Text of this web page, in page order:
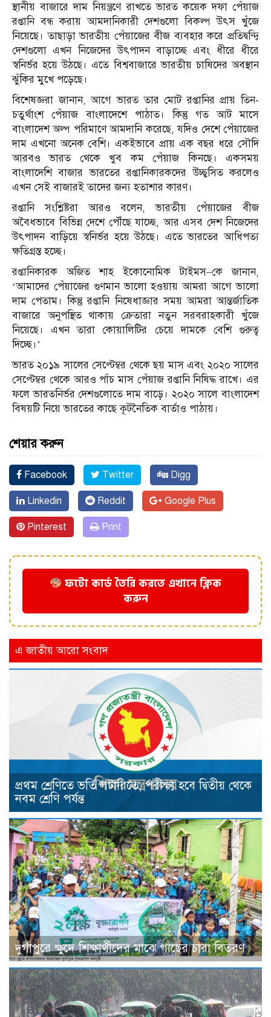
স্থানীয় বাজারে দাম নিয়ন্ত্রণে রাখতে ভারত কয়েক দফা পেঁয়াজ
রপ্তানি বন্ধ করায় আমদানিকারী দেশগুলো বিকল্প উৎস খুঁজে
নিয়েছে। তাছাড়া ভারতীয় পেঁয়াজের বীজ ব্যবহার করে প্রতিদ্বন্দ্বি
দেশগুলো এখন নিজেদের উৎপাদন বাড়াচ্ছে এবং ধীরে ধীরে
স্বনির্ভর হয়ে উঠছে। এতে বিশ্ববাজারে ভারতীয় চাষিদের অবস্থান
ঝুঁকির মুখে পড়েছে।
বিশেষজ্ঞরা জানান, আগে ভারত তার মোট রপ্তানির প্রায় তিন-
চতুর্থাংশ পেঁয়াজ বাংলাদেশে পাঠাত। কিন্তু গত আট মাসে
বাংলাদেশ অল্প পরিমাণে আমদানি করেছে, যদিও দেশে পেঁয়াজের
দাম এখনো অনেক বেশি। একইভাবে প্রায় এক বছর ধরে সৌদি
আরবও ভারত থেকে খুব কম পেঁয়াজ কিনছে। একসময়
বাংলাদেশি বাজার ভারতের রপ্তানিকারকদের উচ্ছ্বসিত করলেও
এখন সেই বাজারই তাদের জন্য হতাশার কারণ।
রপ্তানি সংশ্লিষ্টরা আরও বলেন, ভারতীয় পেঁয়াজের বীজ
অবৈধভাবে বিভিন্ন দেশে পৌঁছে যাচ্ছে, আর এসব দেশ নিজেদের
উৎপাদন বাড়িয়ে স্বনির্ভর হয়ে উঠছে। এতে ভারতের আধিপত্য
ক্ষতিগ্রস্ত হচ্ছে।
রপ্তানিকারক অজিত শাহ ইকোনোমিক টাইমস–কে জানান,
‘আমাদের পেঁয়াজের গুণমান ভালো হওয়ায় আমরা আগে ভালো
দাম পেতাম। কিন্তু রপ্তানি নিষেধাজ্ঞার সময় আমরা আন্তর্জাতিক
বাজারে অনুপস্থিত থাকায় ক্রেতারা নতুন সরবরাহকারী খুঁজে
নিয়েছে। এখন তারা কোয়ালিটির চেয়ে দামকে বেশি গুরুত্ব
দিচ্ছে।’
ভারত ২০১৯ সালের সেপ্টেম্বর থেকে ছয় মাস এবং ২০২০ সালের
সেপ্টেম্বর থেকে আরও পাঁচ মাস পেঁয়াজ রপ্তানি নিষিদ্ধ রাখে। এর
ফলে ভারতনির্ভর দেশগুলোতে দাম বাড়ে। ২০২০ সালে বাংলাদেশ
বিষয়টি নিয়ে ভারতের কাছে কূটনৈতিক বার্তাও পাঠায়।
শেয়ার করুন
Facebook Twitter Digg
Linkedin Reddit Google Plus
Pinterest Print
ফটো কার্ড তৈরি করতে এখানে ক্লিক
করুন
এ জাতীয় আরো সংবাদ
প্রথম শ্রেণিতে ভর্তি লটারিতে, পরীক্ষা হবে দ্বিতীয় থেকে
নবম শ্রেণি পর্যন্ত
দুর্গাপুরে ক্ষুদে শিক্ষার্থীদের মাঝে গাছের চারা বিতরণ